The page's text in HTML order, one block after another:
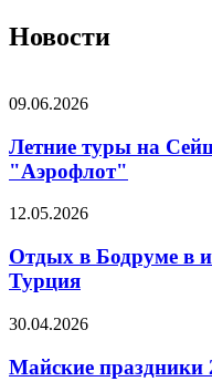
Новости
09.06.2026
Летние туры на
"Аэрофлот"
12.05.2026
Отдых в Бодруме в
Турция
30.04.2026
Майские праздники